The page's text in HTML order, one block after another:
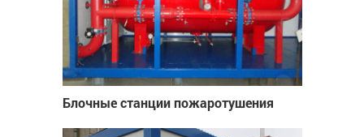
Блочные станции пожаротушения